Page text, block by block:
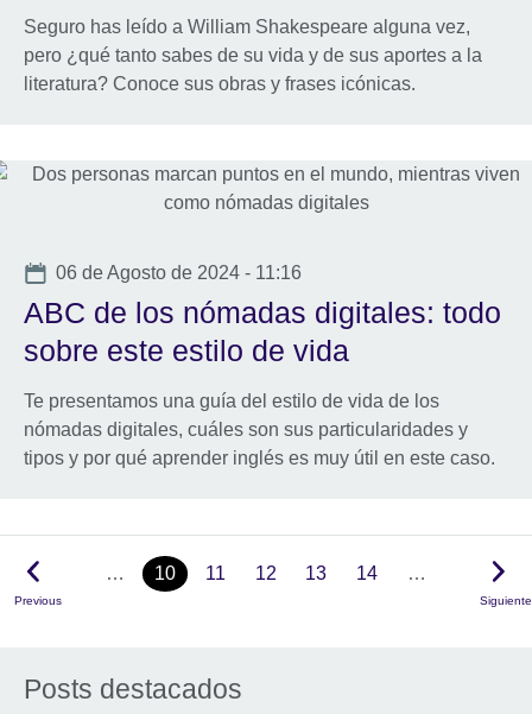
Seguro has leído a William Shakespeare alguna vez,
pero ¿qué tanto sabes de su vida y de sus aportes a la
literatura? Conoce sus obras y frases icónicas.
Date
06 de Agosto de 2024 - 11:16
ABC de los nómadas digitales: todo
sobre este estilo de vida
Te presentamos una guía del estilo de vida de los
nómadas digitales, cuáles son sus particularidades y
tipos y por qué aprender inglés es muy útil en este caso.
Previous
… 10 11 12 13 14 …
Siguiente
Posts destacados